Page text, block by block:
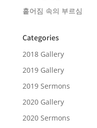
흩어짐 속의 부르심
Categories
2018 Gallery
2019 Gallery
2019 Sermons
2020 Gallery
2020 Sermons